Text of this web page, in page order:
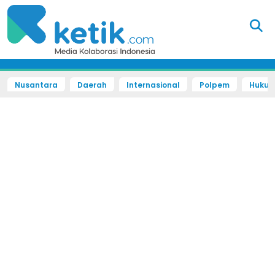
Nusantara Daerah Internasional Polpem